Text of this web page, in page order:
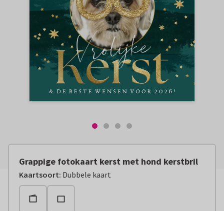
Grappige fotokaart kerst met hond kerstbril
Kaartsoort: Dubbele kaart